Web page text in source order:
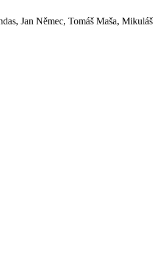
Jan Němec, Tomáš Maša,